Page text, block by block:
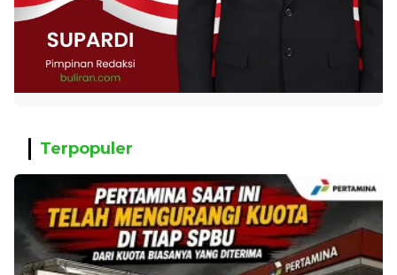
Terpopuler